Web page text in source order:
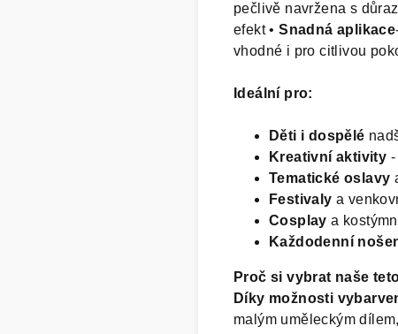
pečlivě navržena s
efekt •Snadná aplikace
vhodné i pro citlivou
Ideální pro:
Děti i dospělé
Kreativní aktivity
Tematické oslavy
Festivaly a
Cosplay a
Každodenní
Proč si vybrat naše
Díky možnosti
malým uměleckým